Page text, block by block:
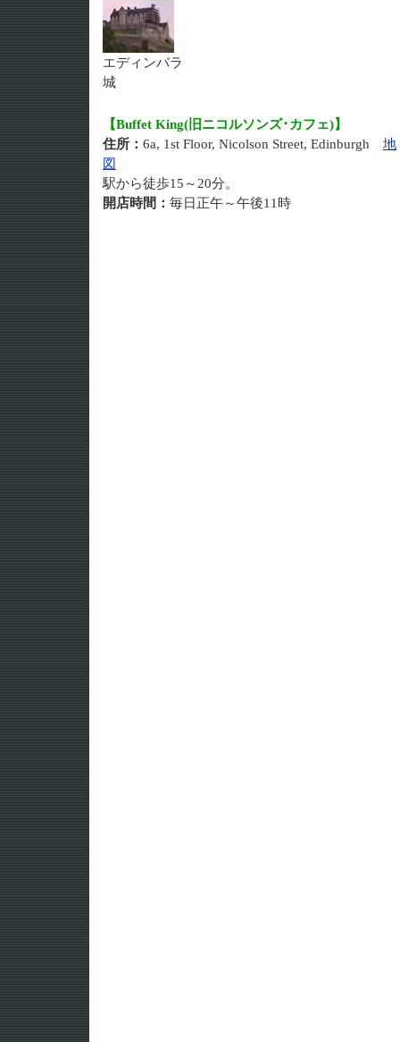
エディンバラ
城
【Buffet King(旧ニコルソンズ･カフェ)】
住所： 6a, 1st Floor, Nicolson Street, Edinburgh 地
図
駅から徒歩15～20分。
開店時間： 毎日正午～午後11時